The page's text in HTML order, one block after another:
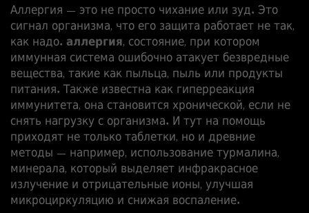
Аллергия — это не просто чихание или зуд. Это
сигнал организма, что его защита работает не так,
как надо. аллергия, состояние, при котором
иммунная система ошибочно атакует безвредные
вещества, такие как пыльца, пыль или продукты
питания. Также известна как гиперреакция
иммунитета, она становится хронической, если не
снять нагрузку с организма. И тут на помощь
приходят не только таблетки, но и древние
методы — например, использованиетурмалина,
минерала, который выделяет инфракрасное
излучение и отрицательные ионы, улучшая
микроциркуляцию и снижая воспаление.